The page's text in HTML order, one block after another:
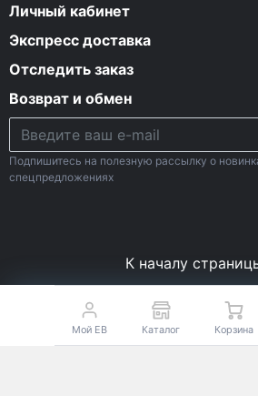
Личный кабинет
Экспресс доставка
Отследить заказ
Возврат и обмен
Подпишитесь на полезную рассылку о
спецпредложениях
К началу
© Все права защищены. 2009-2026 Energy-
Спортивное питание с доставкой по России
Мой EB Каталог Корзина